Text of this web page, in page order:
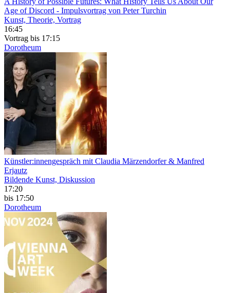
Age of Discord - Impulsvortrag von Peter Turchin
Kunst, Theorie, Vortrag
16:45
Vortrag bis 17:15
Dorotheum
Künstler:innengespräch mit Claudia Märzendorfer & Manfred
Erjautz
Bildende Kunst, Diskussion
17:20
bis 17:50
Dorotheum